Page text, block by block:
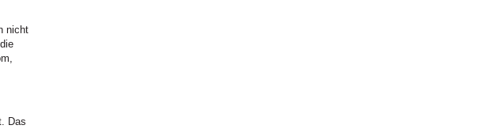
nicht
Das